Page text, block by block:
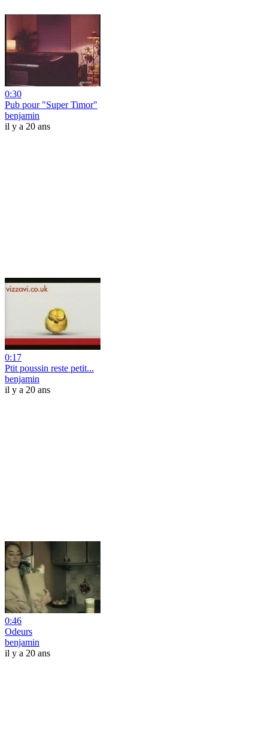
0:30
Pub pour "Super Timor"
benjamin
il y a 20 ans
0:17
Ptit poussin reste petit...
benjamin
il y a 20 ans
0:46
Odeurs
benjamin
il y a 20 ans